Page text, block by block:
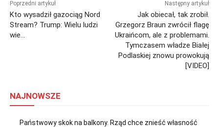
Poprzedni artykuł
Kto wysadził gazociąg Nord
Stream? Trump: Wielu ludzi
wie…
Następny artykuł
Jak obiecał, tak zrobił.
Grzegorz Braun zwrócił flagę
Ukraińcom, ale z problemami.
Tymczasem władze Białej
Podlaskiej znowu prowokują
[VIDEO]
NAJNOWSZE
Państwowy skok na balkony. Rząd chce znieść własność